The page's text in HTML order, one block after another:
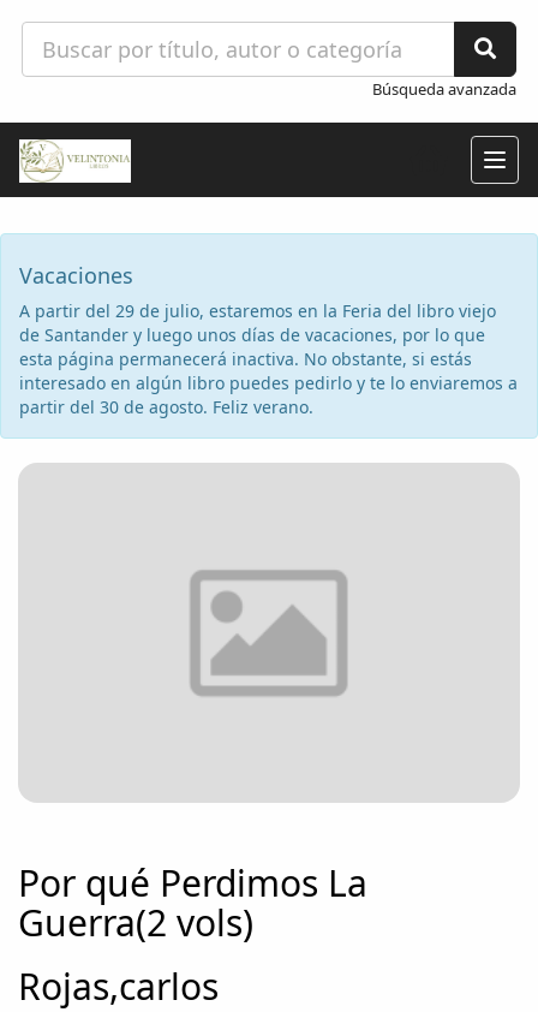
Búsqueda avanzada
Vacaciones
A partir del 29 de julio, estaremos en la Feria del libro viejo
de Santander y luego unos días de vacaciones, por lo que
esta página permanecerá inactiva. No obstante, si estás
interesado en algún libro puedes pedirlo y te lo enviaremos a
partir del 30 de agosto. Feliz verano.
Por qué Perdimos La
Guerra(2 vols)
Rojas,carlos